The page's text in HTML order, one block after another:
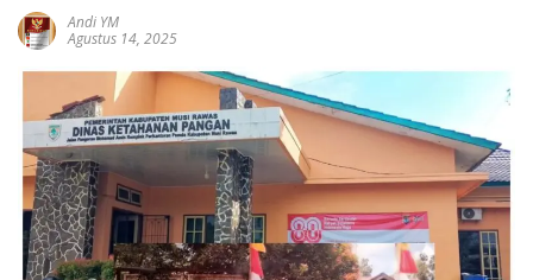
Andi YM
Agustus 14, 2025